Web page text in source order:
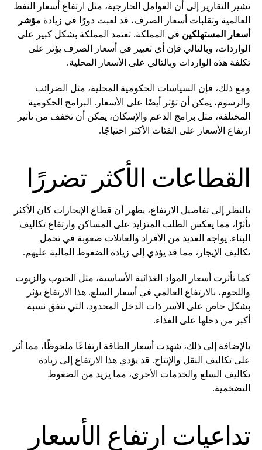
تشير التقارير إلى أن العوامل الخارجية، مثل ارتفاع أسعار النفط
العالمية وتقلبات أسعار الصرف، قد لعبت دورًا في زيادة مؤشر
أسعار المستهلكين في المملكة. تعتمد المملكة بشكل كبير على
الواردات، وبالتالي فإن أي تغيير في أسعار الصرف يؤثر على
تكلفة هذه الواردات وبالتالي على الأسعار المحلية.
ومع ذلك، فإن السياسات الحكومية المحلية، مثل الضرائب
والرسوم، يمكن أن تؤثر أيضًا على الأسعار. البرامج الحكومية
المختلفة، مثل برامج الدعم والإسكان، يمكن أن تخفف من تأثير
ارتفاع الأسعار على الفئات الأكثر احتياجًا.
القطاعات الأكثر تضررًا
بالنظر إلى تفاصيل الارتفاع، يظهر أن قطاع الإيجارات كان الأكثر
تأثرًا، مما يعكس الطلب المتزايد على المساكن وارتفاع تكاليف
البناء. يواجه العديد من الأفراد والعائلات صعوبة في تحمل
تكاليف الإيجار، مما قد يؤدي إلى زيادة الضغوط المالية عليهم.
كما تأثرت أسعار المواد الغذائية الأساسية، مثل الحبوب والزيوت
واللحوم، بالارتفاع العالمي في أسعار السلع. هذا الارتفاع يؤثر
بشكل خاص على الأسر ذات الدخل المحدود، التي تنفق نسبة
أكبر من دخلها على الغذاء.
بالإضافة إلى ذلك، شهدت أسعار الطاقة ارتفاعًا ملحوظًا، مما أثر
على تكاليف النقل والإنتاج. قد يؤدي هذا الارتفاع إلى زيادة
تكاليف السلع والخدمات الأخرى، مما يزيد من الضغوط
التضخمية.
تداعيات ارتفاع الأسعار